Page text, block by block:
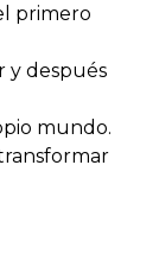
primero
y después
mundo.